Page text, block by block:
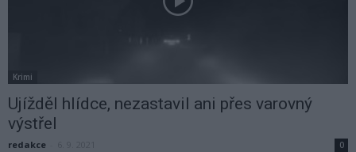
Krimi
Ujížděl hlídce, nezastavil ani přes varovný
výstřel
redakce 0